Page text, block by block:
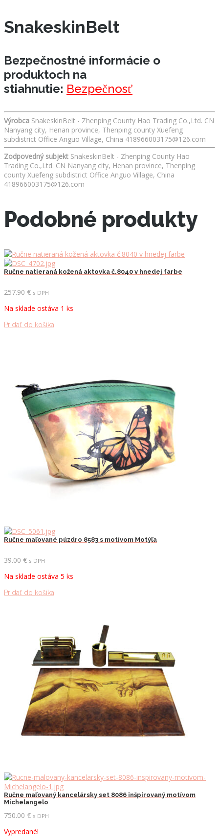
SnakeskinBelt
Bezpečnostné informácie o
produktoch na
stiahnutie: Bezpečnosť
Výrobca SnakeskinBelt - Zhenping County Hao Trading Co.,Ltd. CN
Nanyang city, Henan province, Thenping county Xuefeng
subdistrict Office Anguo Village, China 418966003175@126.com
Zodpovedný subjekt SnakeskinBelt - Zhenping County Hao
Trading Co.,Ltd. CN Nanyang city, Henan province, Thenping
county Xuefeng subdistrict Office Anguo Village, China
418966003175@126.com
Podobné produkty
Ručne natieraná kožená aktovka č.8040 v hnedej farbe
257.90 € s DPH
Na sklade ostáva 1 ks
Pridať do košíka
Ručne maľované púzdro 8583 s motívom Motýľa
39.00 € s DPH
Na sklade ostáva 5 ks
Pridať do košíka
Ručne maľovaný kancelársky set 8086 inšpirovaný motívom
Michelangelo
750.00 € s DPH
Vypredané!